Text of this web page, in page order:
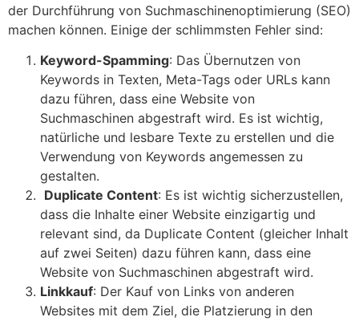
der Durchführung von Suchmaschinenoptimierung (SEO)
machen können. Einige der schlimmsten Fehler sind:
Keyword-Spamming: Das Übernutzen von
Keywords in Texten, Meta-Tags oder URLs kann
dazu führen, dass eine Website von
Suchmaschinen abgestraft wird. Es ist wichtig,
natürliche und lesbare Texte zu erstellen und die
Verwendung von Keywords angemessen zu
gestalten.
Duplicate Content: Es ist wichtig sicherzustellen,
dass die Inhalte einer Website einzigartig und
relevant sind, da Duplicate Content (gleicher Inhalt
auf zwei Seiten) dazu führen kann, dass eine
Website von Suchmaschinen abgestraft wird.
Linkkauf: Der Kauf von Links von anderen
Websites mit dem Ziel, die Platzierung in den